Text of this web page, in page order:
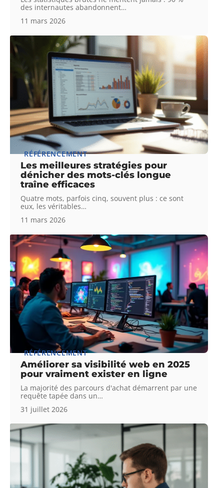
des internautes abandonnent…
11 mars 2026
RÉFÉRENCEMENT
Les meilleures stratégies pour
dénicher des mots-clés longue
traîne efficaces
Quatre mots, parfois cinq, souvent plus : ce sont
eux, les véritables…
11 mars 2026
RÉFÉRENCEMENT
Améliorer sa visibilité web en 2025
pour vraiment exister en ligne
La majorité des parcours d'achat démarrent par une
requête tapée dans un…
31 juillet 2026